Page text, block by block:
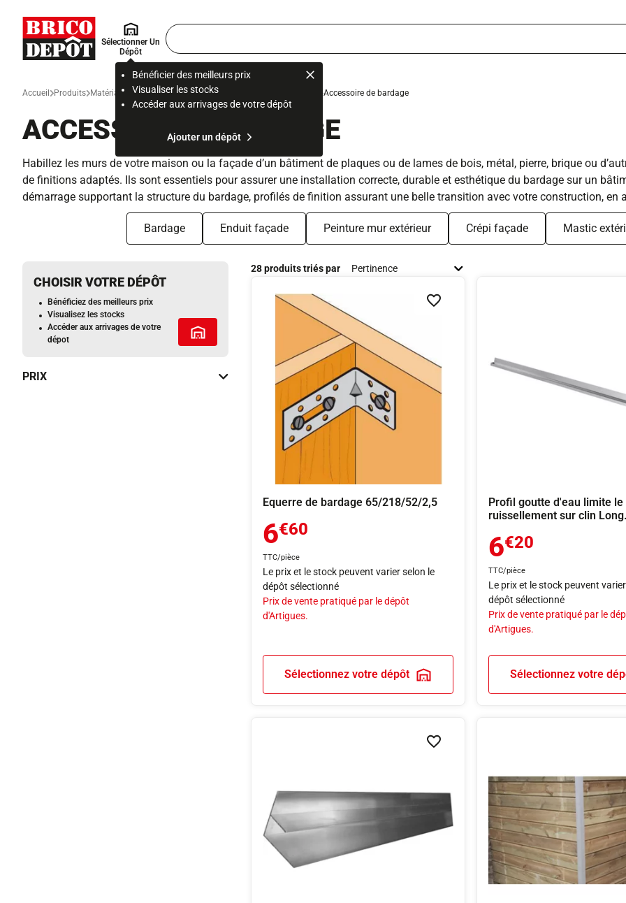
Accueil Brico Dépôt
Sélectionner Un
Dépôt
Bénéficier des meilleurs prix
Visualiser les stocks
Accéder aux arrivages de votre dépôt
Ajouter un dépôt
Rechercher
un
ou
une
page
Accueil Produits Matériau et gros œuvre Toiture et façade Accessoire de bardage
ACCESSOIRES BARDAGE
Habillez les murs de votre maison ou la façade d’un bâtiment de plaques ou de lames de bois, métal, pierre, brique ou
de finitions adaptés. Ils sont essentiels pour assurer une installation correcte, durable et esthétique du bardage sur un
démarrage supportant la structure du bardage, profilés de finition assurant une belle transition avec votre construction, en
Bardage Enduit façade Peinture mur extérieur Crépi façade Mastic
CHOISIR VOTRE DÉPÔT
Bénéficiez des meilleurs prix
Visualisez les stocks
Accéder aux arrivages de votre
dépot
Tous les services
PRIX
28 produits triés par
Ajouter à la liste de souhaits
Equerre de bardage 65/218/52/2,5
6€60
TTC/pièce
Le prix et le stock peuvent varier selon le
dépôt sélectionné
Prix de vente pratiqué par le dépôt
d'Artigues.
Sélectionnez votre dépôt
Profil goutte d'eau limite le
ruissellement sur clin
6€20
TTC/pièce
Le prix et le stock peuvent
dépôt sélectionné
Prix de vente pratiqué par le
d'Artigues.
Sélectionnez votre
Ajouter à la liste de souhaits